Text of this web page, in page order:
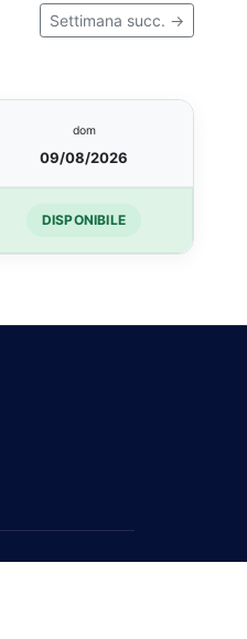
Settimana succ. →
dom
09/08/2026
DISPONIBILE